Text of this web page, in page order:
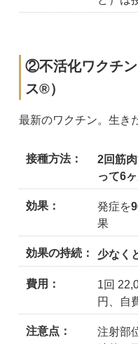
②不活化ワクチ
ス®）
最新のワクチン。生き
接種方法
2回筋
って6
効果 発症を
果
効果の持続 少なく
費用
1回
円、自
注意点
注射部